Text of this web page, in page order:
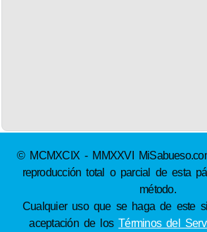
© MCMXCIX - MMXXVI
reproducción total o parcial de esta
método.
Cualquier uso que se haga de este
aceptación de losTérminos del